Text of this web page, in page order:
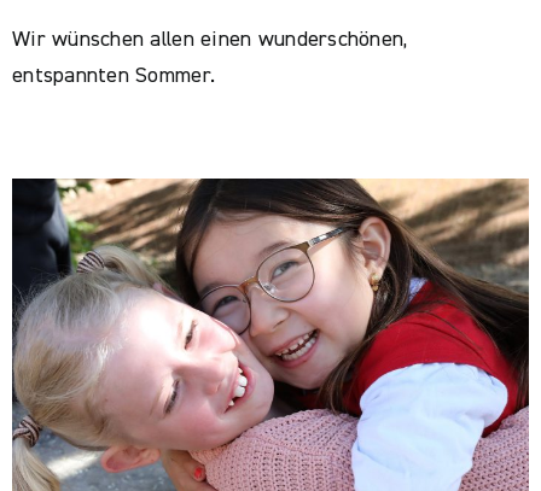
Wir wünschen allen einen wunderschönen,
entspannten Sommer.